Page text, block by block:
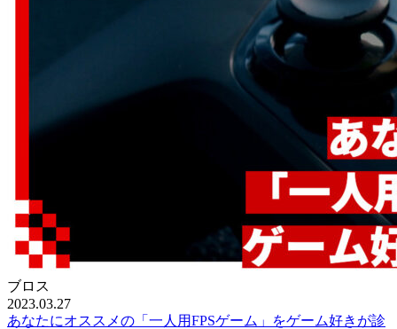
ブロス
2023.03.27
あなたにオススメの「一人用FPSゲーム」をゲーム好きが診